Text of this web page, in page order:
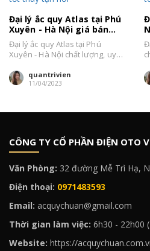
Đại lý ắc quy Atlas tại Phú
Xuyên - Hà Nội giá bán
tốt, thay tận nơi
Đại lý ắc quy Atlas tại Phú
Xuyên - Hà Nội chất lượng, uy
quantrivien
11/04/2023
CÔNG TY CỔ PHẦN ĐIỆN OTO
Văn Phòng: 32 đường Mễ Trì Hạ,
Điện thoại: 0971483593
Email: acquychuan@gmail.com
Thời gian làm việc: 6h30 - 22h00
Website: https://